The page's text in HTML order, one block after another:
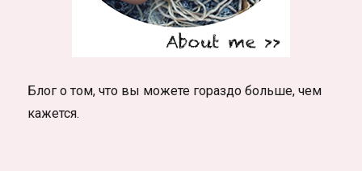
Блог о том, что вы можете гораздо больше, чем
кажется.